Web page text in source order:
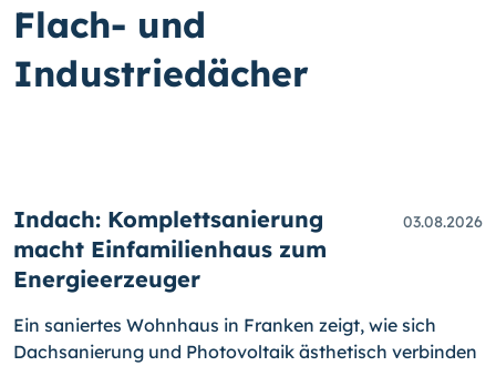
Flach- und
Industriedächer
Indach: Komplettsanierung
macht Einfamilienhaus zum
Energieerzeuger
03.08.2026
Ein saniertes Wohnhaus in Franken zeigt, wie sich
Dachsanierung und Photovoltaik ästhetisch verbinden